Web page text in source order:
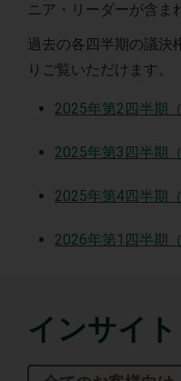
ニア・リーダーが含ま
過去の各四半期の議決
りご覧いただけます。
2025年第2四半期（
2025年第3四半期（
2025年第4四半期（
2026年第1四半期（
インサイ